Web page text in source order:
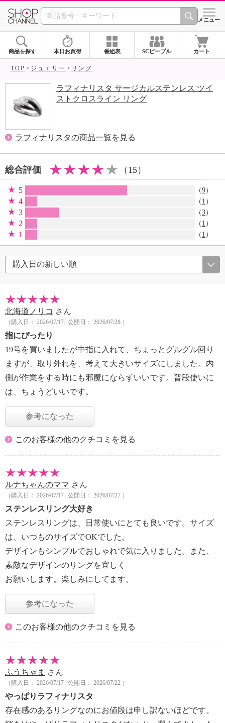
SHOP CHANNEL シメニュー
商品を探す 本日お買得 番組表 SCピープル カート
TOP ジュエリー リング
ラフィナリスタ サージカルステンレス ツイ
ストクロスライン リング
ラフィナリスタの商品一覧を見る
総合評価 （15）
5 （9）
4 （ 1 ）
3 （3）
2 （ 1 ）
1 （ 1 ）
北海道ノリコ さん
（購入日： 2026/07/17 | 公開日： 2026/07/28 ）
指にぴったり
19号を買いましたが中指に入れて、ちょっとグルグル回り
ますが、取り外れを、考えて大きいサイズにしました。内
側が作業をする時にも邪魔にならずいいです。普段使いに
は、ちょうどいいです。
参考になった
このお客様の他のクチコミを見る
ルナちゃんのママ さん
（購入日： 2026/07/17 | 公開日： 2026/07/27 ）
ステンレスリング大好き
ステンレスリングは、日常使いにとても良いです。サイズ
は、いつものサイズでOKでした。
デザインもシンプルでおしゃれで気に入りました。また、
素敵なデザインのリングを宜しく
お願いします。楽しみにしてます。
参考になった
このお客様の他のクチコミを見る
ふうちゃま さん
（購入日： 2026/07/17 | 公開日： 2026/07/22 ）
やっぱりラフィナリスタ
存在感のあるリングなのにお値段は申し訳ないほどです。